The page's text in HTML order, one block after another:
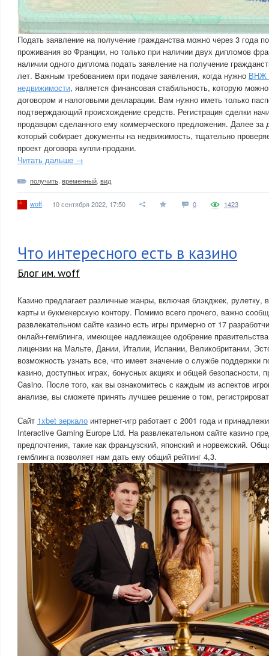
Подать заявление на получение гражданства можно через 3 года
проживания во Франции, но только при наличии двух дипломов
наличии одного диплома подать заявление на получение
лет. Важным требованием при подаче заявления, когда нужно ВНЖ
недвижимости, является финансовая стабильность, которую
договором и налоговыми декларации. Вам нужно иметь только
подтверждающий происхождение средств. Регистрация сделки
продавцом сделанного ему коммерческого предложения. Далее за
который собирает документы на недвижимость, тщательно
проект договора купли-продажи.
Читать дальше →
получить временный вид
woff 10 сентября 2022, 17:50 0 1423
Что интересного есть в казино
Блог им. woff
Казино предлагает различные жанры, включая блэкджек, рулетку,
карты и букмекерскую контору. Помимо всего прочего, важно
развлекательном сайте казино есть игры примерно от 17
онлайн-гемблинга, имеющее надлежащее одобрение
лицензии на Мальте, Дании, Италии, Испании, Великобритании,
возможность узнать все, что имеет значение о службе поддержки
казино, доступных играх, бонусных акциях и общей безопасности,
Casino. После того, как вы ознакомитесь с каждым из аспектов
анализе, вы сможете принять лучшее решение о том,
Сайт 1xbet зеркало интернет-игр работает с 2001 года и
Interactive Gaming Europe Ltd. На развлекательном сайте казино
предпочтения, такие как французский, японский и норвежский.
гемблинга позволяет нам дать ему общий рейтинг 4,3.